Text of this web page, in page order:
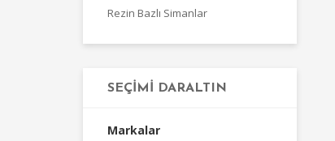
Rezin Bazlı Simanlar
SEÇIMI DARALTIN
Markalar